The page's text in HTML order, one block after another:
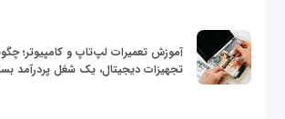
آموزش تعمیرات لپ‌تاپ و کامپیوتر؛
تجهیزات دیجیتال، یک شغل پردرآمد